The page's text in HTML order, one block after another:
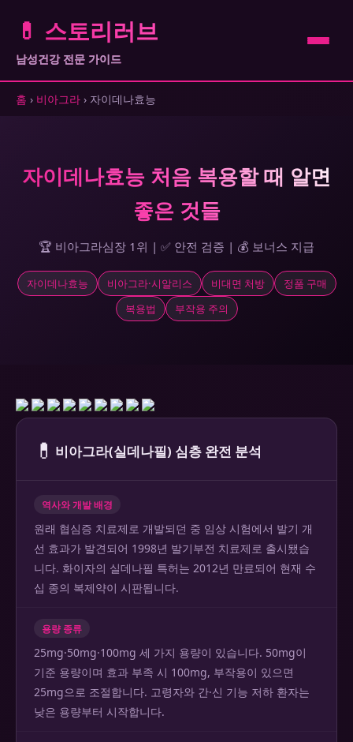
💊 스토리러브
남성건강 전문 가이드
홈 › 비아그라 › 자이데나효능
자이데나효능 처음 복용할 때 알면
좋은 것들
🏆 비아그라심장 1위 | ✅ 안전 검증 | 💰 보너스 지급
자이데나효능 비아그라·시알리스 비대면 처방
정품 구매
복용법
부작용 주의
💊 비아그라(실데나필) 심층 완전 분석
역사와 개발 배경
원래 협심증 치료제로 개발되던 중 임상 시험에서 발기 개
선 효과가 발견되어 1998년 발기부전 치료제로 출시됐습
니다. 화이자의 실데나필 특허는 2012년 만료되어 현재 수
십 종의 복제약이 시판됩니다.
용량 종류
25mg·50mg·100mg 세 가지 용량이 있습니다. 50mg이
기준 용량이며 효과 부족 시 100mg, 부작용이 있으면
25mg으로 조절합니다. 고령자와 간·신 기능 저하 환자는
낮은 용량부터 시작합니다.